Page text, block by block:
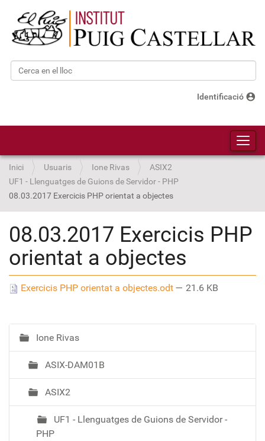
Cerca
Identificació account_circle
Inici Usuaris Ione Rivas
ASIX2
UF1 - Llenguatges de Guions de Servidor - PHP
08.03.2017 Exercicis PHP orientat a objectes
08.03.2017 Exercicis PHP
orientat a objectes
Exercicis PHP orientat a objectes.odt — 21.6 KB
N
a
e
a
Ione Rivas
ASIX-DAM01B
ASIX2
UF1 - Llenguatges de Guions de Servidor -
PHP